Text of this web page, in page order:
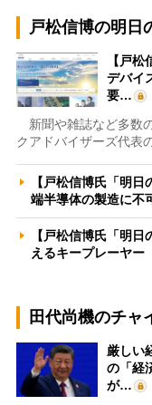
戸松信博の明日
【戸
デバイ
要…
新聞や雑誌など多数
クアドバイザーズ代表
【戸松信博氏「明
端半導体の製造に不
【戸松信博氏「明
えるキープレーヤ
田代尚機のチャ
厳しい
の「経
が…